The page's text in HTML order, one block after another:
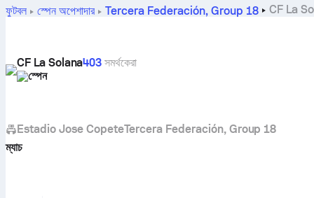
ফুটবল স্পেনঅপেশাদার Tercera Federación, Group 18 CF La
CF La Solana403 সমর্থকেরা
স্পেন
Estadio Jose CopeteTercera Federación, Group 18
ম্যাচ